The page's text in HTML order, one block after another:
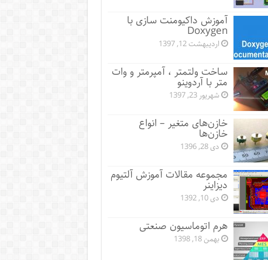
آموزش داکیومنت سازی با
Doxygen
اردیبهشت 12, 1397
ساخت ولتمتر ، آمپرمتر و وات
متر با آردوینو
شهریور 23, 1397
خازن‌های متغیر – انواع
خازن‌ها
دی 28, 1396
مجموعه مقالات آموزش آلتیوم
دیزاینر
دی 10, 1392
هرم اتوماسیون صنعتی
بهمن 18, 1398